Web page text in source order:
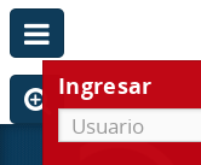
Ingresar